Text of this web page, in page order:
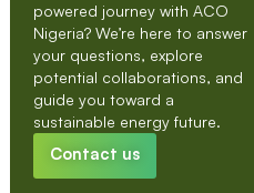
powered journey with ACO
Nigeria? We’re here to answer
your questions, explore
potential collaborations, and
guide you toward a
sustainable energy future.
Contact us